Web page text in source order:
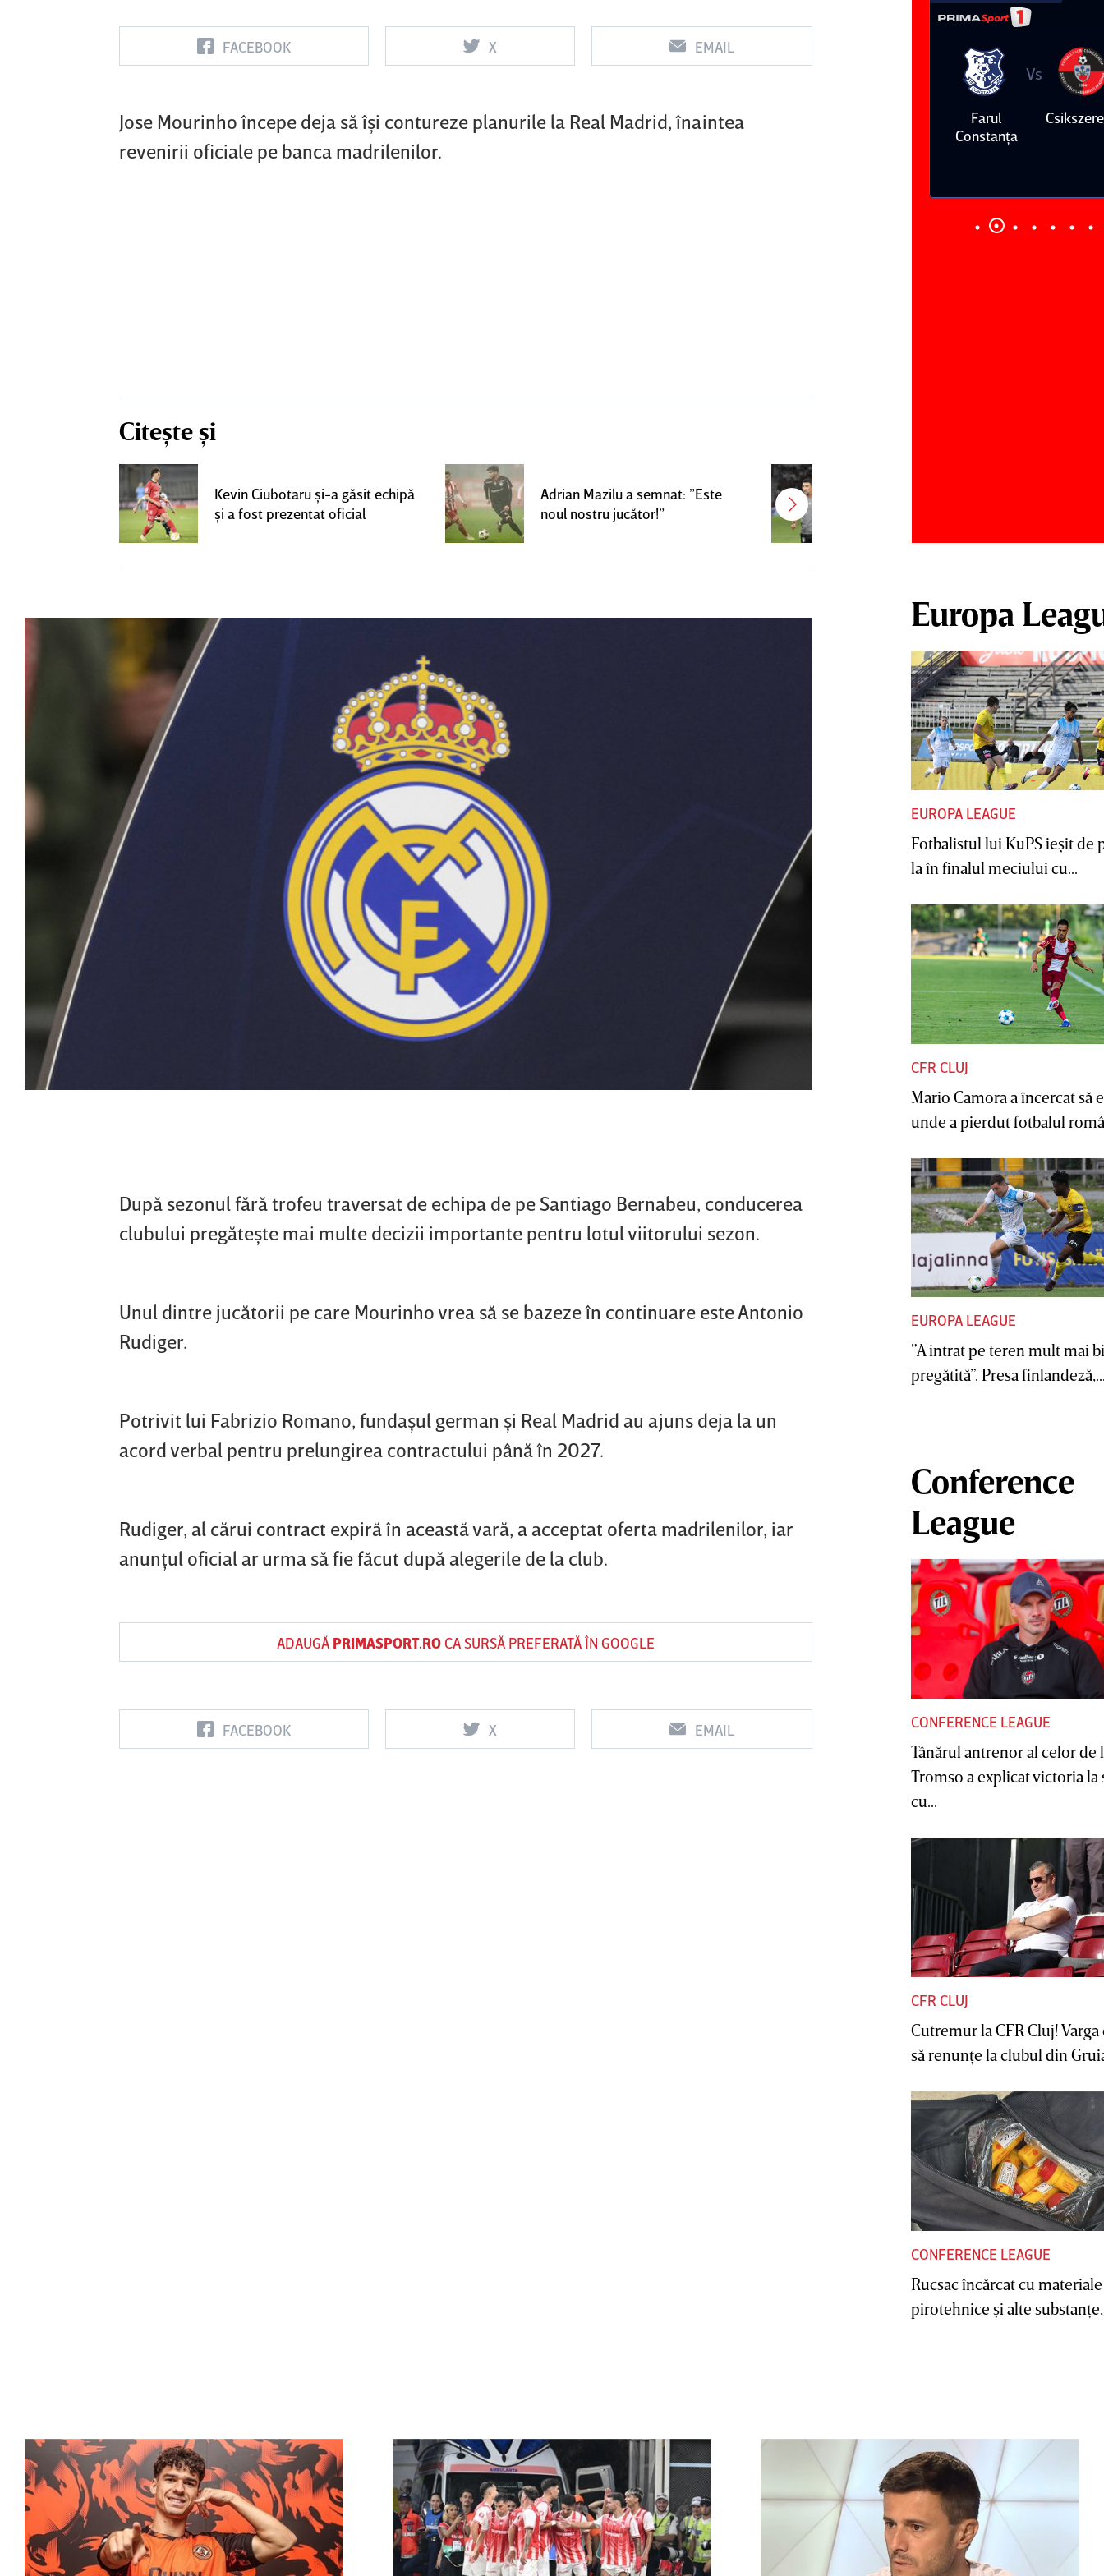
FACEBOOK X EMAIL
Jose Mourinho începe deja să îşi contureze planurile la Real Madrid, înaintea
revenirii oficiale pe banca madrilenilor.
Citește și
Kevin Ciubotaru şi-a găsit echipă
şi a fost prezentat oficial
Adrian Mazilu a semnat: ”Este
noul nostru jucător!”
După sezonul fără trofeu traversat de echipa de pe Santiago Bernabeu, conducerea
clubului pregăteşte mai multe decizii importante pentru lotul viitorului sezon.
Unul dintre jucătorii pe care Mourinho vrea să se bazeze în continuare este Antonio
Rudiger.
Potrivit lui Fabrizio Romano, fundaşul german şi Real Madrid au ajuns deja la un
acord verbal pentru prelungirea contractului până în 2027.
Rudiger, al cărui contract expiră în această vară, a acceptat oferta madrilenilor, iar
anunţul oficial ar urma să fie făcut după alegerile de la club.
ADAUGĂ PRIMASPORT.ROCA SURSĂ PREFERATĂ ÎN GOOGLE
FACEBOOK X EMAIL
FC Botoşani
Corvinul
Sepsi OSK Sf
Gheorghe
FCSB UTA Arad Rapid Dinamo
Vs
FC
Europa
EUROPA LEAGUE
Fotbalistul lui KuPS ieşit de
la în finalul meciului cu...
CFR CLUJ
Mario Camora a încercat să
unde a pierdut fotbalul
EUROPA LEAGUE
”A intrat pe teren mult mai
pregătită”. Presa
Conference
League
CONFERENCE LEAGUE
Tânărul antrenor al celor de
Tromso a explicat victoria la
cu...
CFR CLUJ
Cutremur la CFR Cluj! Varga
să renunţe la clubul din
CONFERENCE LEAGUE
Rucsac încărcat cu materiale
pirotehnice şi alte substanţe,